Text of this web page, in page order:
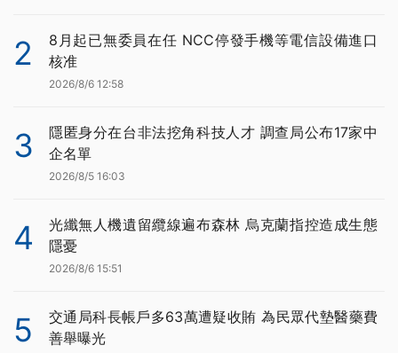
2
8月起已無委員在任 NCC停發手機等電信設備進口
核准
2026/8/6 12:58
3
隱匿身分在台非法挖角科技人才 調查局公布17家中
企名單
2026/8/5 16:03
4
光纖無人機遺留纜線遍布森林 烏克蘭指控造成生態
隱憂
2026/8/6 15:51
5
交通局科長帳戶多63萬遭疑收賄 為民眾代墊醫藥費
善舉曝光